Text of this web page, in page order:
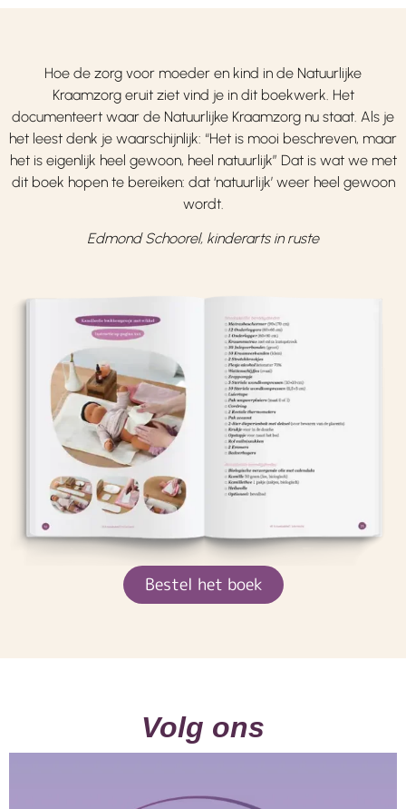
Bestel het boek
Hoe de zorg voor moeder en kind in de Natuurlijke
Kraamzorg eruit ziet vind je in dit boekwerk. Het
documenteert waar de Natuurlijke Kraamzorg nu staat. Als je
het leest denk je waarschijnlijk: “Het is mooi beschreven, maar
het is eigenlijk heel gewoon, heel natuurlijk” Dat is wat we met
dit boek hopen te bereiken: dat ‘natuurlijk’ weer heel gewoon
wordt.
Edmond Schoorel, kinderarts in ruste
Volg ons